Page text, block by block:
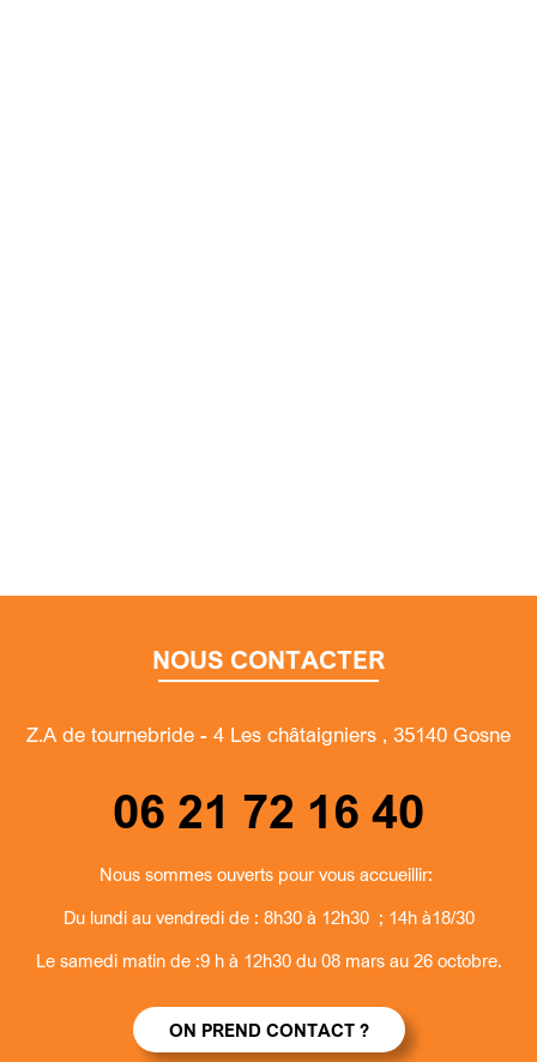
NOUS CONTACTER
Z.A de tournebride - 4 Les châtaigniers , 35140 Gosne
06 21 72 16 40
Nous sommes ouverts pour vous accueillir:
Du lundi au vendredi de : 8h30 à 12h30 ; 14h à18/30
Le samedi matin de :9 h à 12h30 du 08 mars au 26 octobre.
ON PREND CONTACT ?